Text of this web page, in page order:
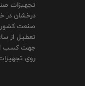
تجهیزات
صنعت
جهت کسب
روی